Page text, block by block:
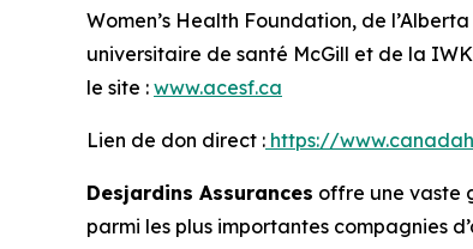
Women’s Health Foundation, de
universitaire de santé McGill et de la
le site : www.acesf.ca
Lien de don direct : https://
Desjardins Assurances offre une vaste
parmi les plus importantes compagnies